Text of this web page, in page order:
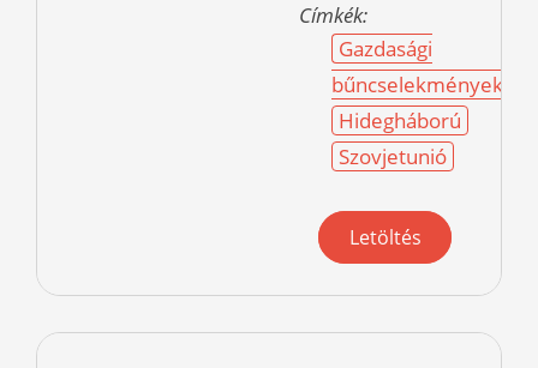
Címkék:
Gazdasági
bűncselekmények
Hidegháború
Szovjetunió
Letöltés